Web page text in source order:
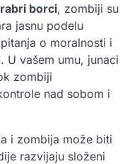
borci, zombiji su
jasnu podelu
o moralnosti i
U vašem umu, junaci
zombiji
nad sobom i
i zombija može biti
razvijaju složeni